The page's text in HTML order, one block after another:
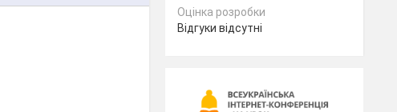
Оцінка розробки
Відгуки відсутні